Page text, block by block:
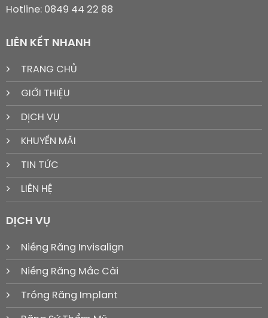
Hotline: 0849 44 22 88
LIÊN KẾT NHANH
TRANG CHỦ
GIỚI THIỆU
DỊCH VỤ
KHUYẾN MÃI
TIN TỨC
LIÊN HỆ
DỊCH VỤ
Niềng Răng Invisalign
Niềng Răng Mắc Cài
Trồng Răng Implant